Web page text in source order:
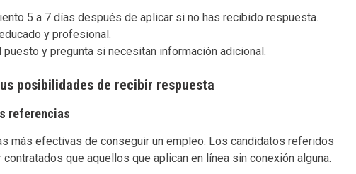
5 a 7 días después de aplicar si no has recibido respuesta.
y profesional.
y pregunta si necesitan información adicional.
posibilidades de recibir respuesta
referencias
más efectivas de conseguir un empleo. Los candidatos referidos
que aquellos que aplican en línea sin conexión alguna.